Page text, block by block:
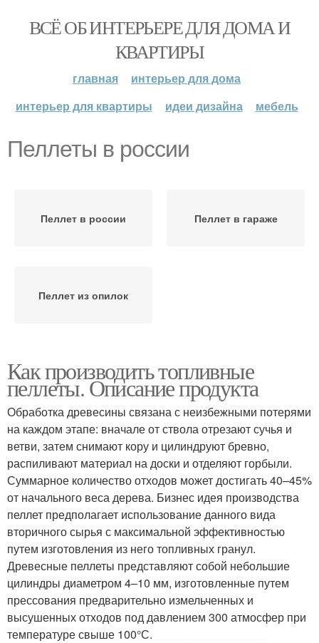
ВСЁ ОБ ИНТЕРЬЕРЕ ДЛЯ ДОМА И
КВАРТИРЫ
главная
интерьер для дома
интерьер для квартиры
идеи дизайна мебель
Пеллеты в россии
Пеллет в россии Пеллет в гараже
Пеллет из опилок
Как производить топливные
пеллеты. Описание продукта
Обработка древесины связана с неизбежными потерями
на каждом этапе: вначале от ствола отрезают сучья и
ветви, затем снимают кору и цилиндруют бревно,
распиливают материал на доски и отделяют горбыли.
Суммарное количество отходов может достигать 40–45%
от начального веса дерева. Бизнес идея производства
пеллет предполагает использование данного вида
вторичного сырья с максимальной эффективностью
путем изготовления из него топливных гранул.
Древесные пеллеты представляют собой небольшие
цилиндры диаметром 4–10 мм, изготовленные путем
прессования предварительно измельченных и
высушенных отходов под давлением 300 атмосфер при
температуре свыше 100°С.